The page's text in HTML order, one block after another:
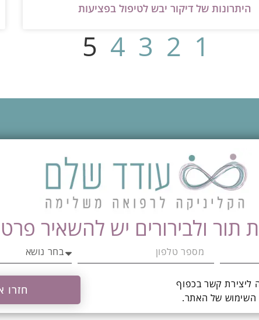
היתרונות של דיקור יבש לטיפול בפציעות
1
2
3
4
5
תור ולבירורים יש להשאיר
ליצירת קשר בכפוף
השימוש של האתר.
חזרו